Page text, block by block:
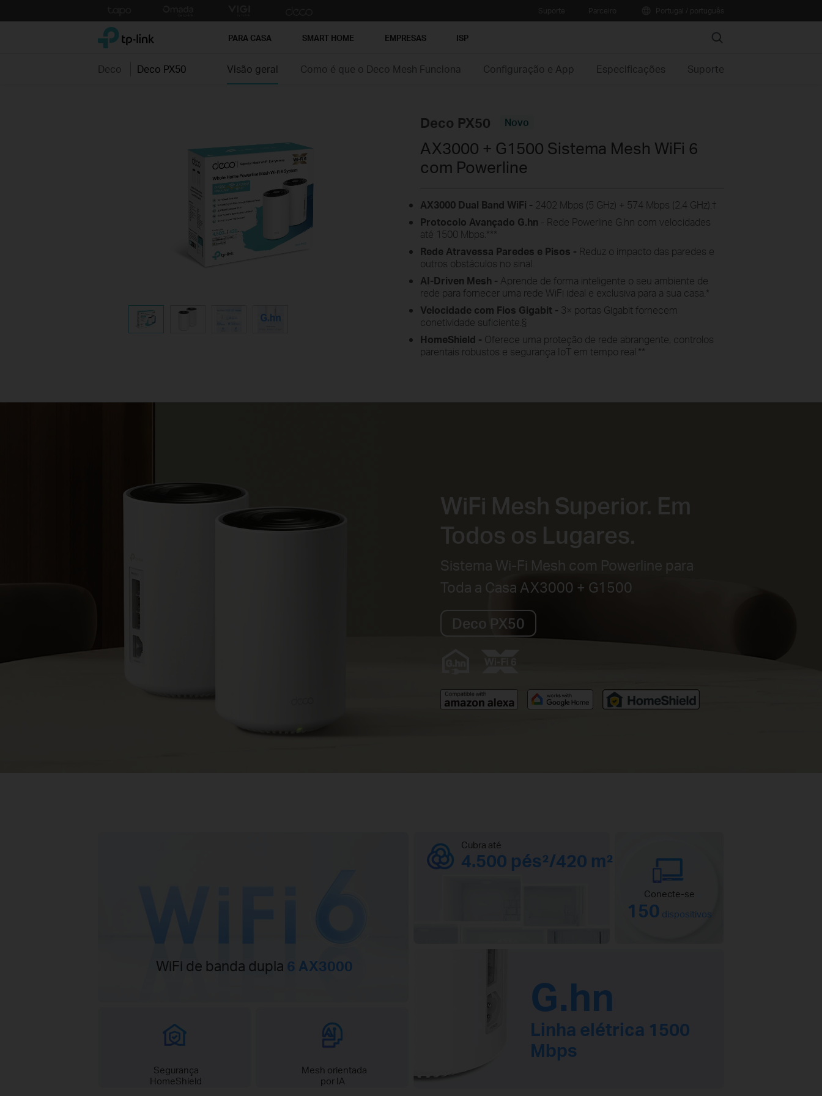
to
TP-Link, Reliably Smart PARA CASA SMART HOME EMPRESAS ISP Search
Deco Deco PX50 Visão geral Como é que o Deco Mesh Funciona Configuração e App Especificações Suporte
Deco PX50 Novo
AX3000 + G1500 Sistema Mesh WiFi 6
com Powerline
AX3000 Dual Band WiFi - 2402 Mbps (5 GHz) + 574 Mbps (2,4 GHz). †
Protocolo Avançado G.hn - Rede Powerline G.hn com velocidades
até 1500 Mbps. ***
Rede Atravessa Paredes e Pisos - Reduz o impacto das paredes e
outros obstáculos no sinal.
AI-Driven Mesh - Aprende de forma inteligente o seu ambiente de
rede para fornecer uma rede WiFi ideal e exclusiva para a sua casa. *
Velocidade com Fios Gigabit - 3× portas Gigabit fornecem
conetividade suficiente. §
HomeShield - Oferece uma proteção de rede abrangente, controlos
parentais robustos e segurança IoT em tempo real. **
WiFi Mesh Superior. Em
Todos os Lugares.
Sistema Wi-Fi Mesh com Powerline para
Toda a Casa AX3000 + G1500
Deco PX50
WiFi de banda dupla 6 AX3000
Segurança
HomeShield
Mesh orientada
por IA
Cubra até
4.500 pés²/420 m²
Conecte-se
150 dispositivos
G.hn
Linha elétrica 1500
Mbps